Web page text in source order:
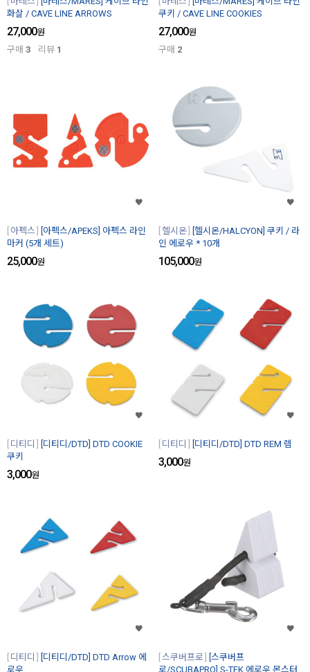
화살 / CAVE LINE ARROWS
27,000원
구매 3 리뷰 1
쿠키 / CAVE LINE COOKIES
27,000원
구매 2
아펙스
[아펙스/APEKS] 아펙스 라인
마커 (5개 세트)
25,000원
헬시온
[헬시온/HALCYON] 쿠키 / 라
인 에로우 * 10개
105,000원
디티디
[디티디/DTD] DTD COOKIE
쿠키
3,000원
디티디 [디티디/DTD] DTD REM 렘
3,000원
디티디
[디티디/DTD] DTD Arrow 에
로우
스쿠버프로
[스쿠버프
로/SCUBAPRO] S-TEK 에로우 몬스터